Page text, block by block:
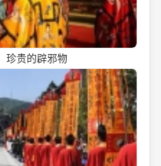
珍贵的辟邪物